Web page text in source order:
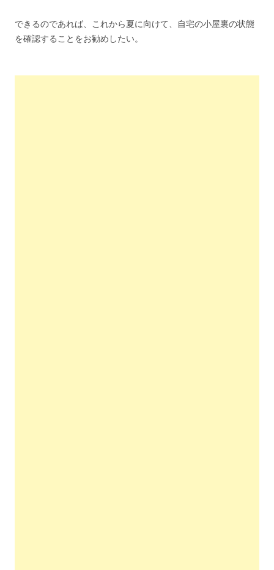
できるのであれば、これから夏に向けて、自宅の小屋裏の状態
を確認することをお勧めしたい。